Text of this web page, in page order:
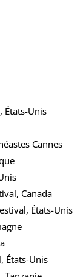
États-Unis
Cannes
Canada
États-Unis
États-Unis